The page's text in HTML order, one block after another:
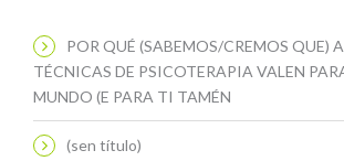
POR QUÉ (SABEMOS/CREMOS QUE)
TÉCNICAS DE PSICOTERAPIA VALEN
MUNDO (E PARA TI TAMÉN
(sen título)